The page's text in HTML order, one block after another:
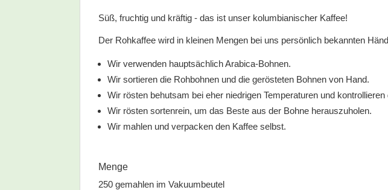
Süß, fruchtig und kräftig - das ist unser kolumbianischer Kaffee!
Der Rohkaffee wird in kleinen Mengen bei uns persönlich bekannten
Wir verwenden hauptsächlich Arabica-Bohnen.
Wir sortieren die Rohbohnen und die gerösteten Bohnen von Hand.
Wir rösten behutsam bei eher niedrigen Temperaturen und
Wir rösten sortenrein, um das Beste aus der Bohne herauszuholen.
Wir mahlen und verpacken den Kaffee selbst.
Menge
250 gemahlen im Vakuumbeutel